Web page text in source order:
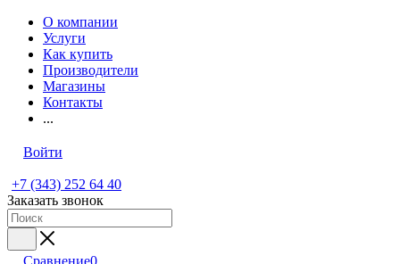
О компании
Услуги
Как купить
Производители
Магазины
Контакты
...
Войти
+7 (343) 252 64 40
Заказать звонок
Сравнение0